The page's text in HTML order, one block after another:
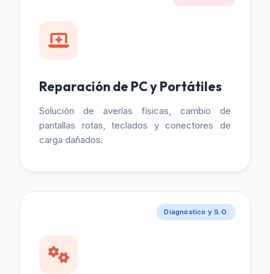
Reparación de PC y Portátiles
Solución de averías físicas, cambio de
pantallas rotas, teclados y conectores de
carga dañados.
Diagnóstico y S.O.